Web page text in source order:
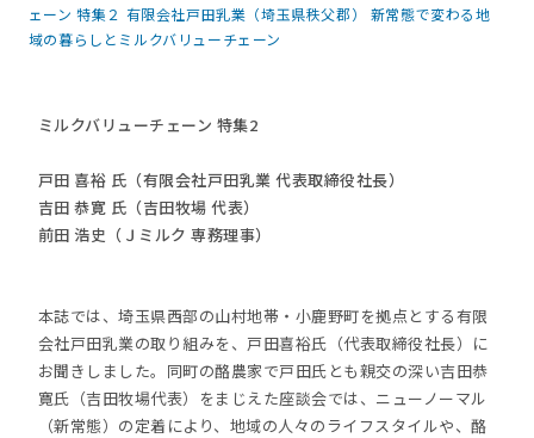
ェーン 特集２ 有限会社戸田乳業（埼玉県秩父郡） 新常態で変わる地
域の暮らしとミルクバリューチェーン
ミルクバリューチェーン 特集2
戸田 喜裕 氏（有限会社戸田乳業 代表取締役社長）
吉田 恭寛 氏（吉田牧場 代表）
前田 浩史（Ｊミルク 専務理事）
本誌では、埼玉県西部の山村地帯・小鹿野町を拠点とする有限
会社戸田乳業の取り組みを、戸田喜裕氏（代表取締役社長）に
お聞きしました。同町の酪農家で戸田氏とも親交の深い吉田恭
寛氏（吉田牧場代表）をまじえた座談会では、ニューノーマル
（新常態）の定着により、地域の人々のライフスタイルや、酪